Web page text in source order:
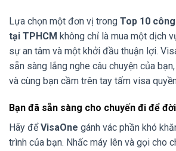
Lựa chọn một đơn vị trong Top 10
tại TPHCM không chỉ là mua một dịch
sự an tâm và một khởi đầu thuận lợi.
sẵn sàng lắng nghe câu chuyện của
và cùng bạn cầm trên tay tấm visa
Bạn đã sẵn sàng cho chuyến đi để
Hãy đểVisaOne gánh vác phần khó
trình của bạn. Nhấc máy lên và gọi cho